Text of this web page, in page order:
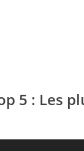
5 : Les